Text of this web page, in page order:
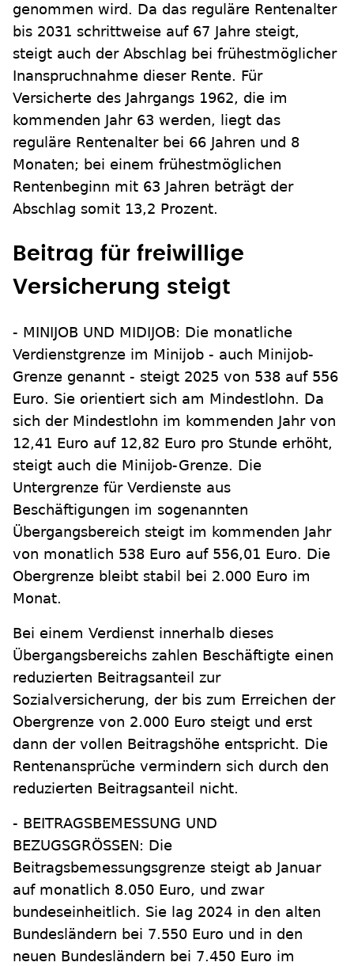
genommen wird. Da das reguläre Rentenalter
bis 2031 schrittweise auf 67 Jahre steigt,
steigt auch der Abschlag bei frühestmöglicher
Inanspruchnahme dieser Rente. Für
Versicherte des Jahrgangs 1962, die im
kommenden Jahr 63 werden, liegt das
reguläre Rentenalter bei 66 Jahren und 8
Monaten; bei einem frühestmöglichen
Rentenbeginn mit 63 Jahren beträgt der
Abschlag somit 13,2 Prozent.
Beitrag für freiwillige
Versicherung steigt
- MINIJOB UND MIDIJOB: Die monatliche
Verdienstgrenze im Minijob - auch Minijob-
Grenze genannt - steigt 2025 von 538 auf 556
Euro. Sie orientiert sich am Mindestlohn. Da
sich der Mindestlohn im kommenden Jahr von
12,41 Euro auf 12,82 Euro pro Stunde erhöht,
steigt auch die Minijob-Grenze. Die
Untergrenze für Verdienste aus
Beschäftigungen im sogenannten
Übergangsbereich steigt im kommenden Jahr
von monatlich 538 Euro auf 556,01 Euro. Die
Obergrenze bleibt stabil bei 2.000 Euro im
Monat.
Bei einem Verdienst innerhalb dieses
Übergangsbereichs zahlen Beschäftigte einen
reduzierten Beitragsanteil zur
Sozialversicherung, der bis zum Erreichen der
Obergrenze von 2.000 Euro steigt und erst
dann der vollen Beitragshöhe entspricht. Die
Rentenansprüche vermindern sich durch den
reduzierten Beitragsanteil nicht.
- BEITRAGSBEMESSUNG UND
BEZUGSGRÖSSEN: Die
Beitragsbemessungsgrenze steigt ab Januar
auf monatlich 8.050 Euro, und zwar
bundeseinheitlich. Sie lag 2024 in den alten
Bundesländern bei 7.550 Euro und in den
neuen Bundesländern bei 7.450 Euro im